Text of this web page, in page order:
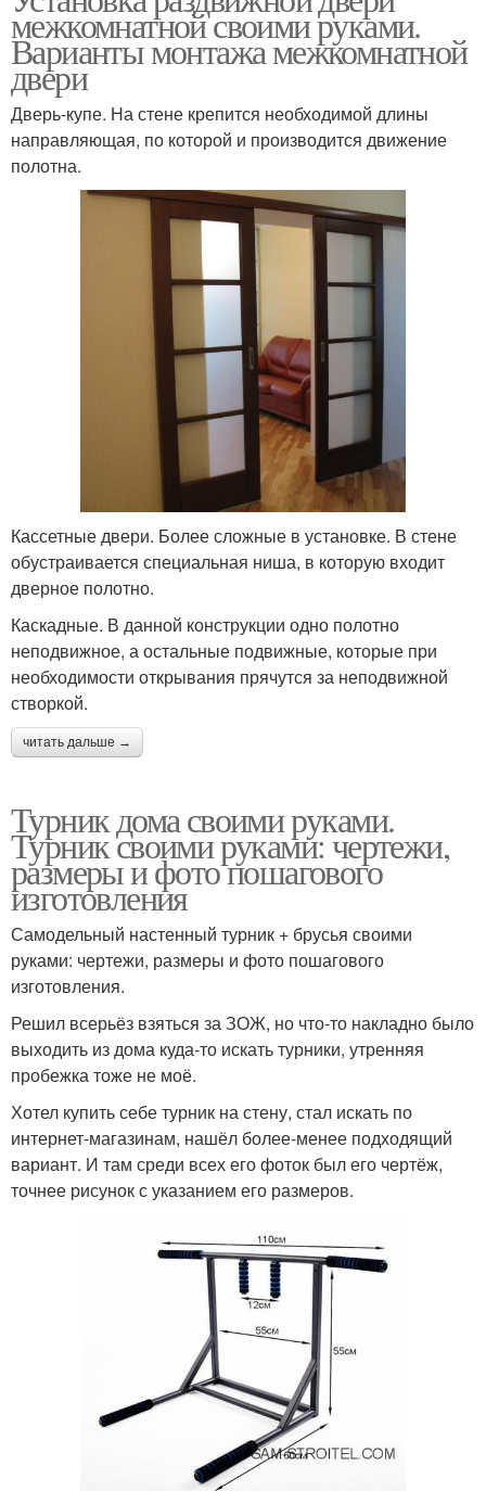
межкомнатной своими руками.
Варианты монтажа межкомнатной
двери
Дверь-купе. На стене крепится необходимой длины
направляющая, по которой и производится движение
полотна.
Кассетные двери. Более сложные в установке. В стене
обустраивается специальная ниша, в которую входит
дверное полотно.
Каскадные. В данной конструкции одно полотно
неподвижное, а остальные подвижные, которые при
необходимости открывания прячутся за неподвижной
створкой.
читать дальше →
Турник дома своими руками.
Турник своими руками: чертежи,
размеры и фото пошагового
изготовления
Самодельный настенный турник + брусья своими
руками: чертежи, размеры и фото пошагового
изготовления.
Решил всерьёз взяться за ЗОЖ, но что-то накладно было
выходить из дома куда-то искать турники, утренняя
пробежка тоже не моё.
Хотел купить себе турник на стену, стал искать по
интернет-магазинам, нашёл более-менее подходящий
вариант. И там среди всех его фоток был его чертёж,
точнее рисунок с указанием его размеров.